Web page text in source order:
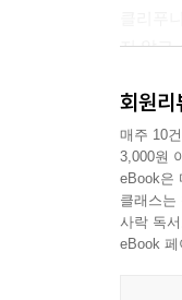
지 않고
왔다.
---
회원리
매주 10
3,000원
eBook은
클래스는
사락 독
eBook